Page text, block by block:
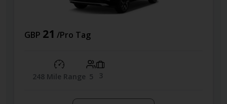
GBP21 /Pro Tag
248 Mile Range 5